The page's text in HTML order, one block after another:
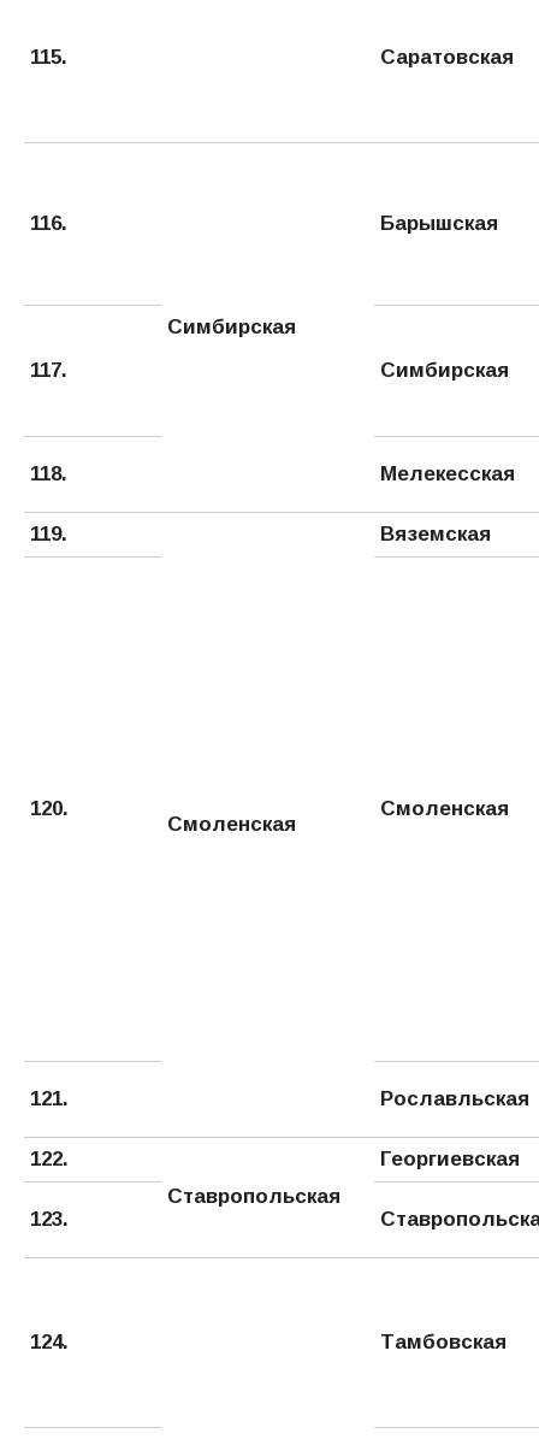
115. Саратовская
116.
Симбирская
Барышская
117. Симбирская
118. Мелекесская
119.
Смоленская
Вяземская
120. Смоленская
121. Рославльская
122.
Ставропольская
Георгиевская
123.
124. Тамбовская